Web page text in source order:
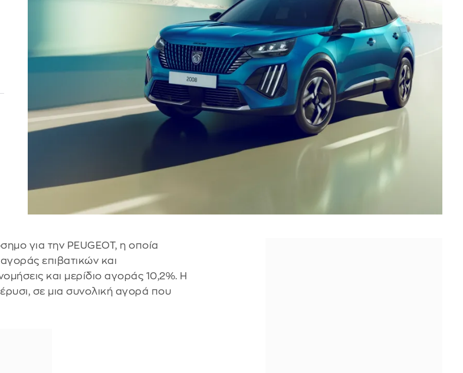
για την PEUGEOT, η οποία
επιβατικών και
και μερίδιο αγοράς 10,2%. Η
σε μια συνολική αγορά που